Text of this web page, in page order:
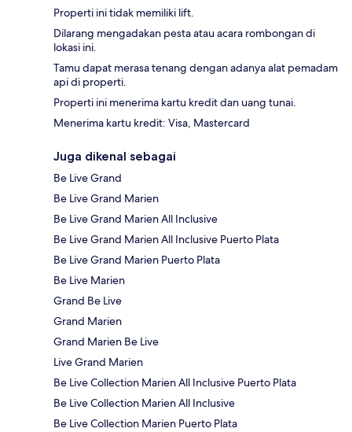
Properti ini tidak memiliki lift.
Dilarang mengadakan pesta atau acara rombongan di
lokasi ini.
Tamu dapat merasa tenang dengan adanya alat pemadam
api di properti.
Properti ini menerima kartu kredit dan uang tunai.
Menerima kartu kredit: Visa, Mastercard
Juga dikenal sebagai
Be Live Grand
Be Live Grand Marien
Be Live Grand Marien All Inclusive
Be Live Grand Marien All Inclusive Puerto Plata
Be Live Grand Marien Puerto Plata
Be Live Marien
Grand Be Live
Grand Marien
Grand Marien Be Live
Live Grand Marien
Be Live Collection Marien All Inclusive Puerto Plata
Be Live Collection Marien All Inclusive
Be Live Collection Marien Puerto Plata